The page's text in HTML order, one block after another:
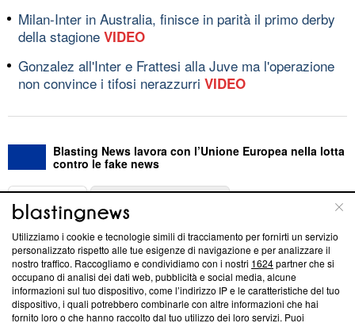
Milan-Inter in Australia, finisce in parità il primo derby
della stagione VIDEO
Gonzalez all'Inter e Frattesi alla Juve ma l'operazione
non convince i tifosi nerazzurri VIDEO
Blasting News lavora con l’Unione Europea nella lotta
contro le fake news
ABOUT
Questa sezione offre informazioni trasparenti su Blasting
News, sui nostri processi editoriali e su come ci impegniamo a
creare news di qualità. Inoltre, afferma la nostra aderenza a
‘Trust Project - News with Integrity’Blasting News non è
ancora membro del programma, ma ha richiesto di farne
Utilizziamo i cookie e tecnologie simili di tracciamento per fornirti un servizio
personalizzato rispetto alle tue esigenze di navigazione e per analizzare il
nostro traffico. Raccogliamo e condividiamo con i nostri 1624partner che si
occupano di analisi dei dati web, pubblicità e social media, alcune
informazioni sul tuo dispositivo, come l’indirizzo IP e le caratteristiche del tuo
dispositivo, i quali potrebbero combinarle con altre informazioni che hai
fornito loro o che hanno raccolto dal tuo utilizzo dei loro servizi. Puoi